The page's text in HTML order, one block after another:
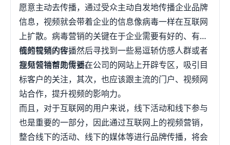
愿意主动去传播，通过受众主动自发地传播企业品牌
信息，视频就会带着企业的信息像病毒一样在互联网
上扩散。病毒营销的关键在于企业需要有好的、有价
值的视频内容，然后寻找到一些易逗轿仿感人群或者
意见领袖帮助传播。
视频营销的传播
视频营销首先需要在公司的网站上开辟专区，吸引目
标客户的关注，其次，也应该跟主流的门户、视频网
站合作，提升视频的影响力。
而且，对于互联网的用户来说，线下活动和线下参与
也是重要的一部分，因此通过互联网上的视频营销，
整合线下的活动、线下的媒体等进行品牌传播，将会